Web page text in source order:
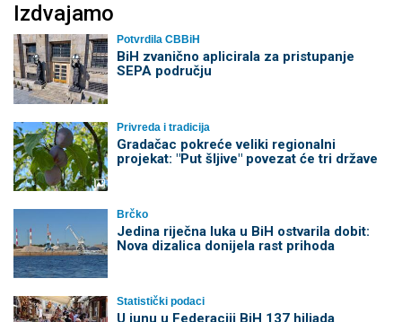
Izdvajamo
Potvrdila CBBiH
BiH zvanično aplicirala za pristupanje
SEPA području
Privreda i tradicija
Gradačac pokreće veliki regionalni
projekat: "Put šljive" povezat će tri države
Brčko
Jedina riječna luka u BiH ostvarila dobit:
Nova dizalica donijela rast prihoda
Statistički podaci
U junu u Federaciji BiH 137 hiljada